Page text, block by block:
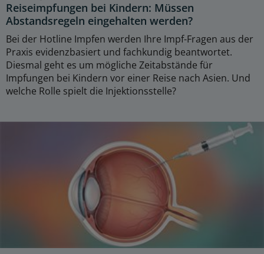
Reiseimpfungen bei Kindern: Müssen
Abstandsregeln eingehalten werden?
Bei der Hotline Impfen werden Ihre Impf-Fragen aus der
Praxis evidenzbasiert und fachkundig beantwortet.
Diesmal geht es um mögliche Zeitabstände für
Impfungen bei Kindern vor einer Reise nach Asien. Und
welche Rolle spielt die Injektionsstelle?